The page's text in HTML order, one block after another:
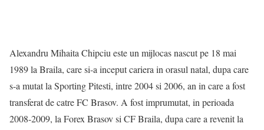
Alexandru Mihaita Chipciu este un mijlocas nascut pe 18 mai
1989 la Braila, care si-a inceput cariera in orasul natal, dupa care
s-a mutat la Sporting Pitesti, intre 2004 si 2006, an in care a fost
transferat de catre FC Brasov. A fost imprumutat, in perioada
2008-2009, la Forex Brasov si CF Braila, dupa care a revenit la